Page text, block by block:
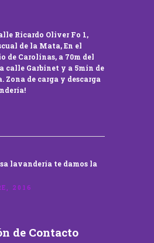
Ricardo Oliver Fo 1,
de la Mata, En el
de Carolinas, a 70m del
calle Garbinet y a 5min de
Zona de carga y descarga
lavandería te damos la
2016
de Contacto